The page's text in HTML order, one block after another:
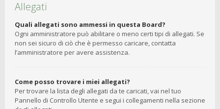
Allegati
Quali allegati sono ammessi in questa Board?
Ogni amministratore può abilitare o meno certi tipi di allegati. Se
non sei sicuro di ciò che è permesso caricare, contatta
l’amministratore per avere assistenza.
Come posso trovare i miei allegati?
Per trovare la lista degli allegati da te caricati, vai nel tuo
Pannello di Controllo Utente e segui i collegamenti nella sezione